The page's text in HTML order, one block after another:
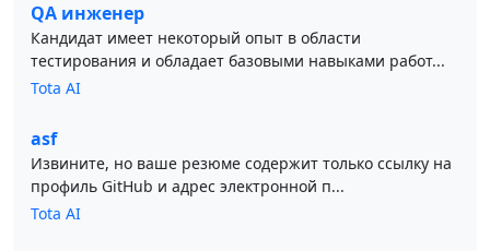
QA инженер
Кандидат имеет некоторый опыт в области
тестирования и обладает базовыми навыками работ...
Tota AI
asf
Извините, но ваше резюме содержит только ссылку на
профиль GitHub и адрес электронной п...
Tota AI